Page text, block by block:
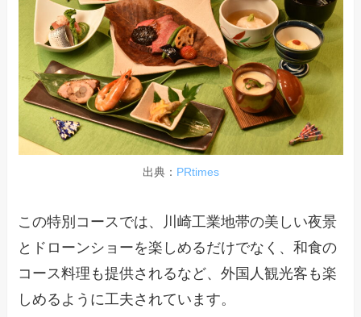
出典： PRtimes
この特別コースでは、川崎工業地帯の美しい夜景
とドローンショーを楽しめるだけでなく、和食の
コース料理も提供されるなど、外国人観光客も楽
しめるように工夫されています。